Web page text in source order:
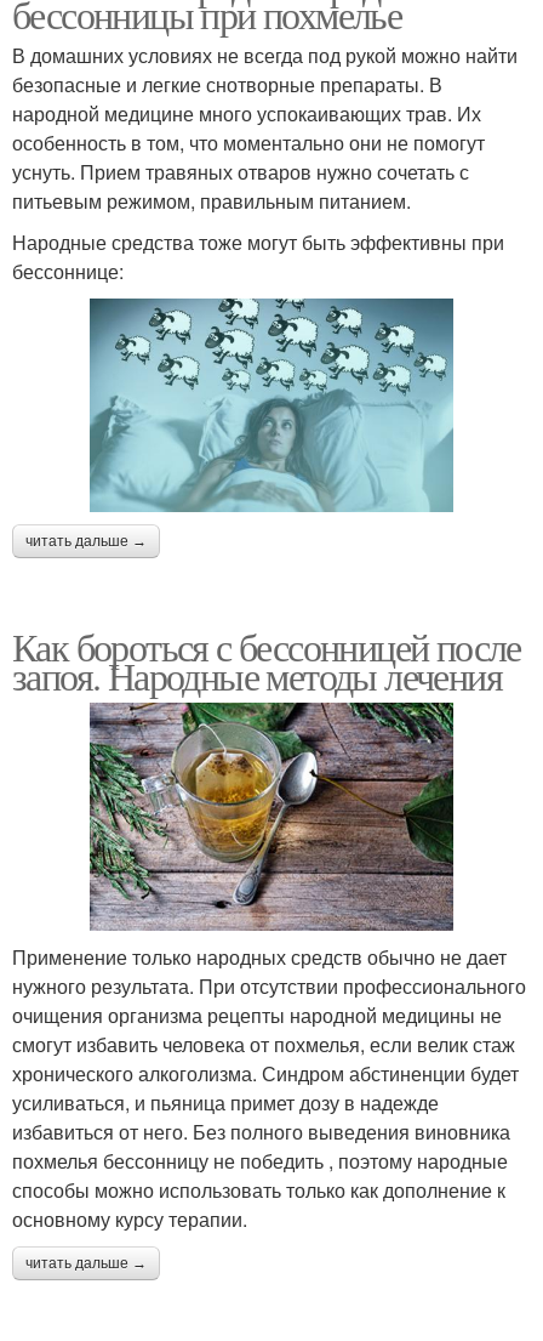
бессонницы при похмелье
В домашних условиях не всегда под рукой можно найти
безопасные и легкие снотворные препараты. В
народной медицине много успокаивающих трав. Их
особенность в том, что моментально они не помогут
уснуть. Прием травяных отваров нужно сочетать с
питьевым режимом, правильным питанием.
Народные средства тоже могут быть эффективны при
бессоннице:
читать дальше →
Как бороться с бессонницей после
запоя. Народные методы лечения
Применение только народных средств обычно не дает
нужного результата. При отсутствии профессионального
очищения организма рецепты народной медицины не
смогут избавить человека от похмелья, если велик стаж
хронического алкоголизма. Синдром абстиненции будет
усиливаться, и пьяница примет дозу в надежде
избавиться от него. Без полного выведения виновника
похмелья бессонницу не победить , поэтому народные
способы можно использовать только как дополнение к
основному курсу терапии.
читать дальше →